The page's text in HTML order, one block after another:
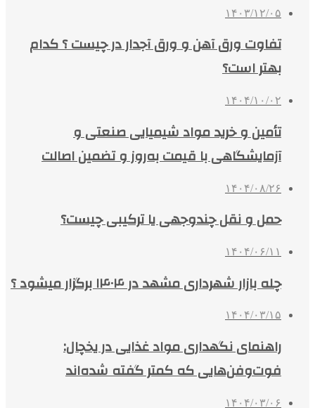
۱۴۰۳/۱۲/۰۵
تفاوت ورق آهن و ورق آجدار در چیست ؟ کدام
بهتر است؟
۱۴۰۴/۱۰/۰۲
تأمین و خرید مواد شیمیایی صنعتی و
آزمایشگاهی با قیمت به‌روز و تضمین اصالت
۱۴۰۴/۰۸/۲۶
حمل و نقل چندوجهی یا ترکیبی چیست؟
۱۴۰۴/۰۶/۱۱
چله بازار شهرداری مشهد در ۱۴۰۴ برگزار میشود ؟
۱۴۰۴/۰۳/۱۵
راهنمای نگهداری مواد غذایی در یخچال:
فوت‌وفن‌هایی که کمتر گفته شده‌اند
۱۴۰۴/۰۳/۰۶